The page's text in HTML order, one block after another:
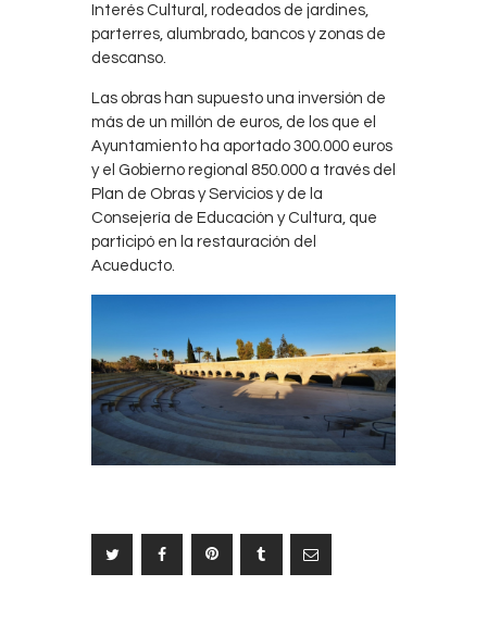
Interés Cultural, rodeados de jardines,
parterres, alumbrado, bancos y zonas de
descanso.
Las obras han supuesto una inversión de
más de un millón de euros, de los que el
Ayuntamiento ha aportado 300.000 euros
y el Gobierno regional 850.000 a través del
Plan de Obras y Servicios y de la
Consejería de Educación y Cultura, que
participó en la restauración del
Acueducto.